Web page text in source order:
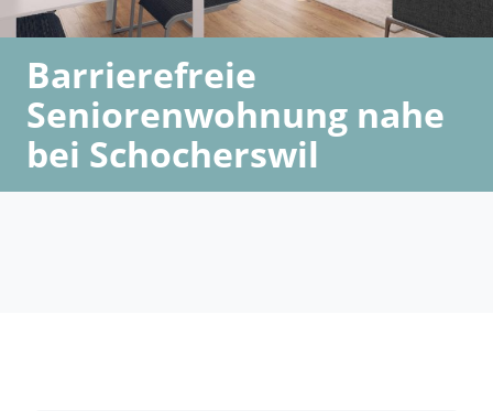
Barrierefreie
Seniorenwohnung nahe
bei Schocherswil